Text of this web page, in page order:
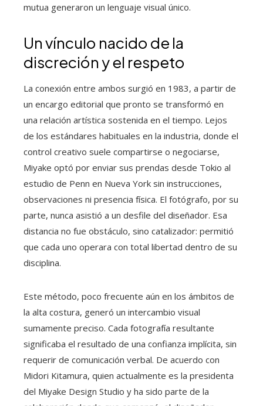
mutua generaron un lenguaje visual único.
Un vínculo nacido de la
discreción y el respeto
La conexión entre ambos surgió en 1983, a partir de
un encargo editorial que pronto se transformó en
una relación artística sostenida en el tiempo. Lejos
de los estándares habituales en la industria, donde el
control creativo suele compartirse o negociarse,
Miyake optó por enviar sus prendas desde Tokio al
estudio de Penn en Nueva York sin instrucciones,
observaciones ni presencia física. El fotógrafo, por su
parte, nunca asistió a un desfile del diseñador. Esa
distancia no fue obstáculo, sino catalizador: permitió
que cada uno operara con total libertad dentro de su
disciplina.
Este método, poco frecuente aún en los ámbitos de
la alta costura, generó un intercambio visual
sumamente preciso. Cada fotografía resultante
significaba el resultado de una confianza implícita, sin
requerir de comunicación verbal. De acuerdo con
Midori Kitamura, quien actualmente es la presidenta
del Miyake Design Studio y ha sido parte de la